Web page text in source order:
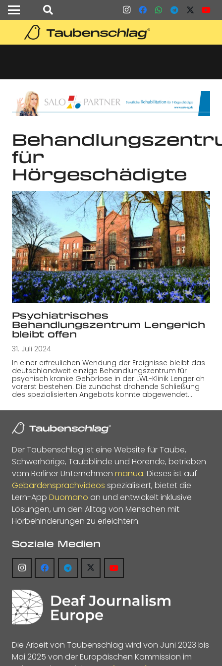
für
Hörgeschädigte
Psychiatrisches
Behandlungszentrum Lengerich
bleibt offen
31. Juli 2024
In einer erfreulichen Wendung der Ereignisse bleibt das
deutschlandweit einzige Behandlungszentrum für
psychisch kranke Gehörlose in der LWL-Klinik Lengerich
vorerst bestehen. Die zunächst drohende Schließung
des spezialisierten Angebots konnte abgewendet…
Der Taubenschlag ist eine Website für Taube,
Schwerhörige, Taubblinde und Hörende, betrieben
vom Berliner Unternehmen manua. Dieses ist auf
Gebärdensprachvideos spezialisiert, bietet die
Lern-App Duomano an und entwickelt inklusive
Lösungen, um den Alltag von Menschen mit
Hörbehinderungen zu erleichtern.
Soziale Medien
Die Arbeit von Taubenschlag wird von Juni 2023 bis
Mai 2025 von der Europäischen Kommission im